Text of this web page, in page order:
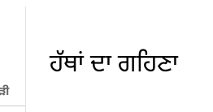
ਹੱਥਾਂ ਦਾ ਗਹਿਣਾ